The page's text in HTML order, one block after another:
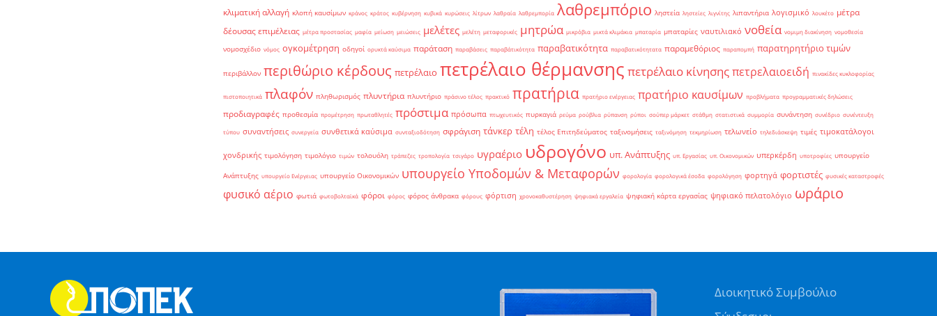
κλιματική αλλαγή κλοπή καυσίμων κράνος κράτος κυβέρνηση κυβικά κυρώσεις λίτρων λαθραία λαθρεμπορία λαθρεμπόριο ληστεία ληστείες λιγνίτης λιπαντήρια λογισμικό λουκέτο μέτρα
δέουσας επιμέλειας μέτρα προστασίας μαφία μείωση μειώσεις μελέτες μελέτη μεταφορικές μητρώα μικρόβια μικτά κλιμάκια μπαταρία μπαταρίες ναυτιλιακό νοθεία νομιμη διακίνηση νομοθεσία
νομοσχέδιο νόμος ογκομέτρηση οδηγοί ορυκτά καύσιμα παράταση παραβάσεις παραβάτικότητα παραβατικότητα παραβατικότητατα παραμεθόριος παραπομπή παρατηρητήριο τιμών
περιβάλλον περιθώριο κέρδους πετρέλαιο πετρέλαιο θέρμανσης πετρέλαιο κίνησηςπετρελαιοειδή πινακίδες κυκλοφορίας
πιστοποιητικά πλαφόν πληθωρισμός πλυντήρια πλυντήριο πράσινο τέλος πρακτικό πρατήρια πρατήριο ενέργειας πρατήριο καυσίμων προβλήματα προγραμματικές δηλώσεις
προδιαγραφές προθεσμία προμέτρηση πρωταθλητές πρόστιμα πρόσωπα πτωχευτικός πυρκαγιά ρεύμα ρούβλια ρύπανση ρύποι σούπερ μάρκετ στάθμη στατιστικά συμμορία συνάντηση συνέδριο συνέντευξη
τύπου συναντήσεις συνεργεία συνθετικά καύσιμα συνταξιοδότηση σφράγιση τάνκερ τέλη τέλος Επιτηδεύματος ταξινομήσεις ταξινόμηση τεκμηρίωση τελωνείο τηλεδιάσκεψη τιμές τιμοκατάλογοι
χονδρικής τιμολόγηση τιμολόγιο τιμών τολουόλη τράπεζες τροπολογία τσιγάρο υγραέριο υδρογόνο υπ. Ανάπτυξης υπ. Εργασίας υπ. Οικονομικών υπερκέρδη υποτροφίες υπουργείο
Ανάπτυξης υπουργείο Ενέργειας υπουργείο Οικονομικών υπουργείο Υποδομών & Μεταφορών φορολογία φορολογικά έσοδα φορολόγηση φορτηγά φορτιστές φυσικές καταστροφές
φυσικό αέριο φωτιά φωτοβολταϊκά φόροι φόρος φόρος άνθρακα φόρους φόρτιση χρονοκαθυστέρηση ψηφιακά εργαλεία ψηφιακή κάρτα εργασίας ψηφιακό πελατολόγιο ωράριο
Διοικητικό Συμβούλιο